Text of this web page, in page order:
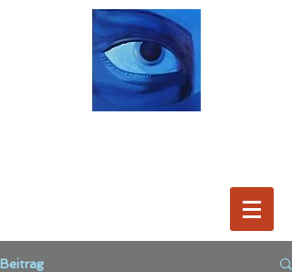
Beitrag